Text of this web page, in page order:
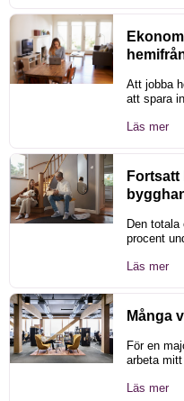
Att jobba
att spara
Läs mer
Fortsatt
Den
procent
Läs mer
Många
För en
arbeta
Läs mer